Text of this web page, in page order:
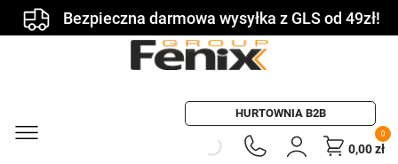
Bezpieczna darmowa wysyłka z GLS od 49zł!
HURTOWNIA B2B
0
0,00zł